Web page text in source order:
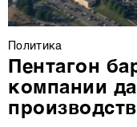
Политика
Пентагон
компании